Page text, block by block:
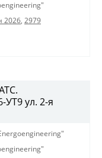
2026, 2979
УТ9 ул. 2-я